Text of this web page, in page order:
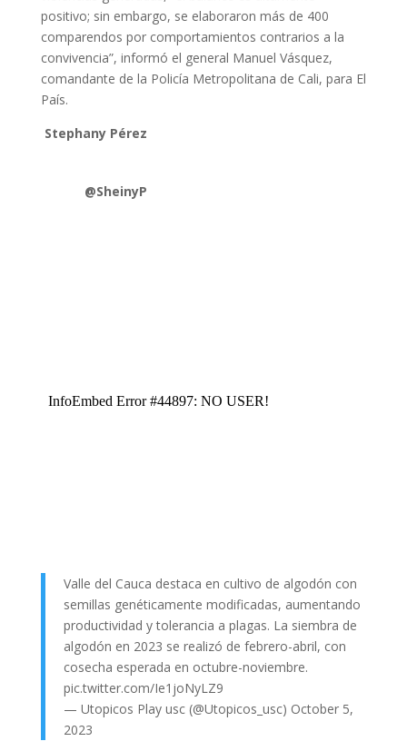
positivo; sin embargo, se elaboraron más de 400
comparendos por comportamientos contrarios a la
convivencia”, informó el general Manuel Vásquez,
comandante de la Policía Metropolitana de Cali, para El
País.
Stephany Pérez
@SheinyP
Valle del Cauca destaca en cultivo de algodón con
semillas genéticamente modificadas, aumentando
productividad y tolerancia a plagas. La siembra de
algodón en 2023 se realizó de febrero-abril, con
cosecha esperada en octubre-noviembre.
pic.twitter.com/Ie1joNyLZ9
— Utopicos Play usc (@Utopicos_usc) October 5,
2023